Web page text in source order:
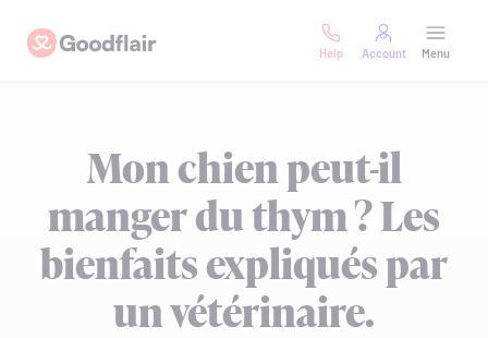
content
Goodflair
Help Account Menu
Mon chien peut-il
manger du thym ? Les
bienfaits expliqués par
un vétérinaire.